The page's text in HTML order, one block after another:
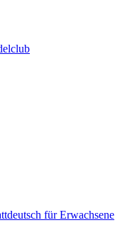
für Erwachsene